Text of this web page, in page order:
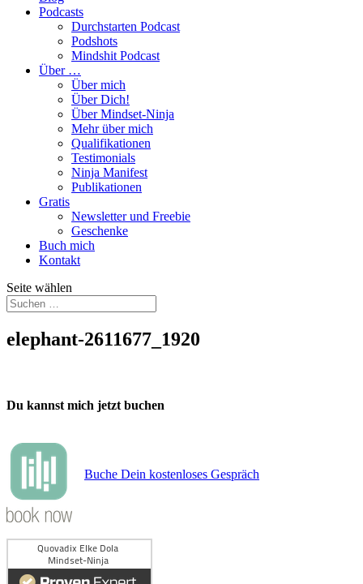
Podcasts
Durchstarten Podcast
Podshots
Mindshit Podcast
Über …
Über mich
Über Dich!
Über Mindset-Ninja
Mehr über mich
Qualifikationen
Testimonials
Ninja Manifest
Publikationen
Gratis
Newsletter und Freebie
Geschenke
Buch mich
Kontakt
Seite wählen
elephant-2611677_1920
Du kannst mich jetzt buchen
Buche Dein kostenloses Gespräch